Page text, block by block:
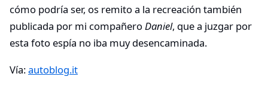
cómo podría ser, os remito a la recreación también
publicada por mi compañeroDaniel, que a juzgar por
esta foto espía no iba muy desencaminada.
Vía:autoblog.it